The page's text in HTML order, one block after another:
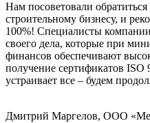
Нам посоветовали
строительному бизнесу, и
100%! Специалисты
своего дела, которые при
финансов обеспечивают
получение сертификатов ISO
устраивает все – будем
Дмитрий Маргелов, ООО